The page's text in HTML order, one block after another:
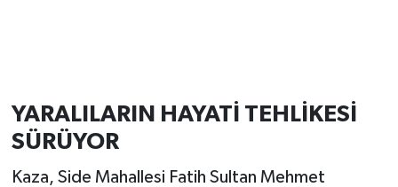
YARALILARIN HAYATİ TEHLİKESİ
SÜRÜYOR
Kaza, Side Mahallesi Fatih Sultan Mehmet